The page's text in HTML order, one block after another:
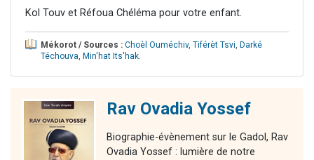
Kol Touv et Réfoua Chéléma pour votre enfant.
Mékorot / Sources : Choèl Ouméchiv, Tiférèt Tsvi, Darké
Téchouva, Min'hat Its'hak.
Rav Ovadia Yossef
Biographie-évènement sur le Gadol, Rav
Ovadia Yossef : lumière de notre